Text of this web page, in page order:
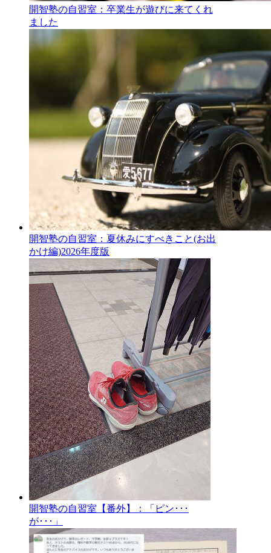
開智塾の自習室：卒業生が遊びに来てくれ
ました
開智塾の自習室：夏休みにすべきこと(お出
かけ編)2026年度版
開智塾の自習室【番外】：「ピン･･･
が･･･」